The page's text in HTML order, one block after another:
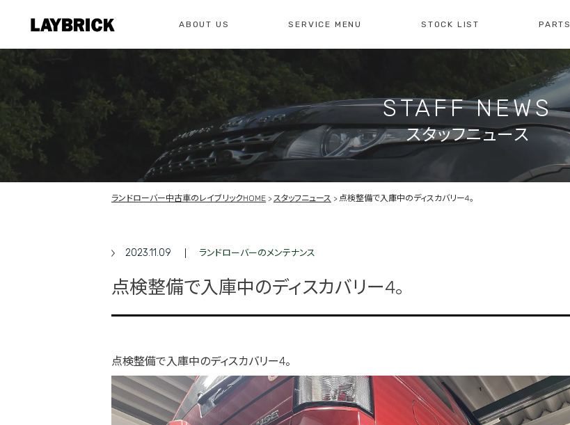
ABOUT US
私たちについて レイブリックについて 店舗紹介
SERVICE MENU
サービスメニュー 修理・整備・故障診断 車検・点検のご案内
STOCK LIST PARTS
お問い合わせ 0561-61-3930
10:00-19:00
総合お問い合わせ
お問い合わせ
お問い合わせ
買取のお問い合わせ
STAFF NEWS
スタッフニュース
ランドローバー中古車のレイブリックHOME スタッフニュース 点検整備で入庫中のディスカバリー4。
2023.11.09 ランドローバーのメンテナンス
点検整備で入庫中のディスカバリー4。
点検整備で入庫中のディスカバリー4。